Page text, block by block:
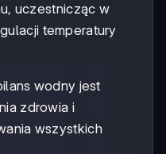
uczestnicząc w
temperatury
wodny jest
zdrowia i
wszystkich